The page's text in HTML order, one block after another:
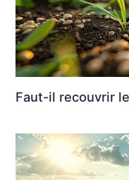
Faut-il recouvrir